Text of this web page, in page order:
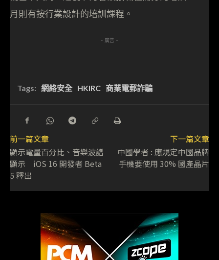
月則有按行業設計的培訓課程。
- 廣告 -
Tags: 網絡安全 HKIRC 商業電郵詐騙
前一篇文章
顯示電量百分比、音樂波譜
顯示 iOS 16 開發者 Beta
5 釋出
下一篇文章
中國學者 : 應規定中國品牌
手機要使用 30% 國產晶片